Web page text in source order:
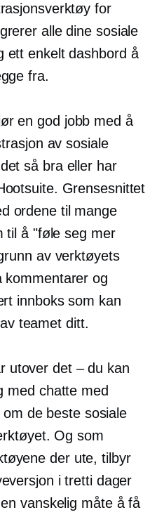
for
alle dine sosiale
ett enkelt dashbord å
fra.
en god jobb med å
av sosiale
så bra eller har
Grensesnittet
ordene til mange
til å "føle seg mer
av verktøyets
kommentarer og
innboks som kan
teamet ditt.
utover det – du kan
med chatte med
de beste sosiale
Og som
der ute, tilbyr
i tretti dager
vanskelig måte å få